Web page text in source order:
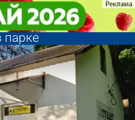
депутатов платным
парке
депутатов платным
парке
по
и